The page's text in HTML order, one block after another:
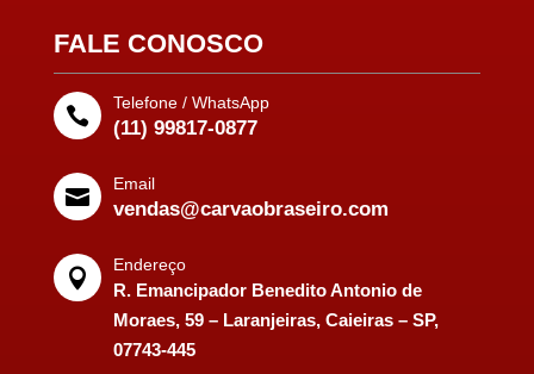
FALE CONOSCO

Telefone / WhatsApp
(11) 99817-0877

Email
vendas@carvaobraseiro.com

Endereço
R. Emancipador Benedito Antonio de
Moraes, 59 – Laranjeiras, Caieiras – SP,
07743-445